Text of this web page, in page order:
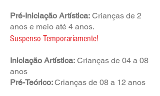
Pré-Iniciação Artística: Crianças de 2
anos e meio até 4 anos.
Suspenso Temporariamente!
Iniciação Artística: Crianças de 04 a 08
anos
Pré-Teórico:Crianças de 08 a 12 anos